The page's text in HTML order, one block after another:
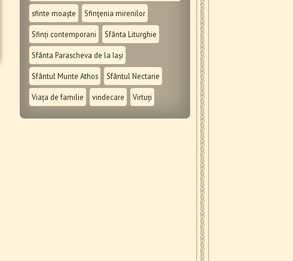
sfinte moaște Sfinţenia mirenilor
Sfinți contemporani Sfânta Liturghie
Sfânta Parascheva de la Iași
Sfântul Munte Athos Sfântul Nectarie
Viața de familie vindecare Virtuți